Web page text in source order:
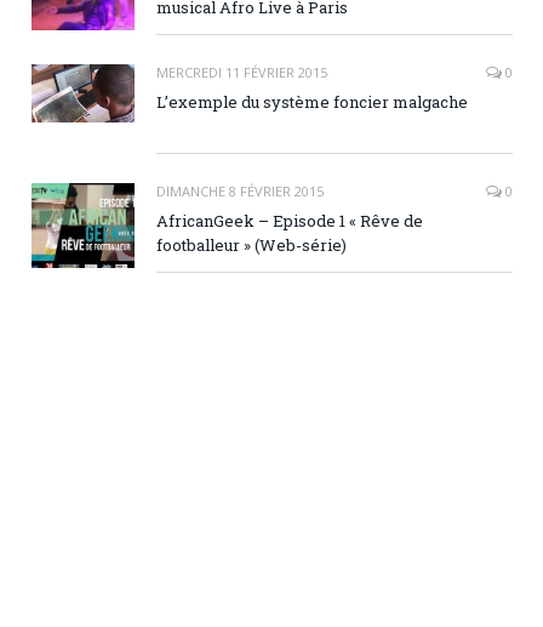
musical Afro Live à Paris
MERCREDI 11 FÉVRIER 2015 0
L’exemple du système foncier malgache
DIMANCHE 8 FÉVRIER 2015 0
AfricanGeek – Episode 1 « Rêve de
footballeur » (Web-série)